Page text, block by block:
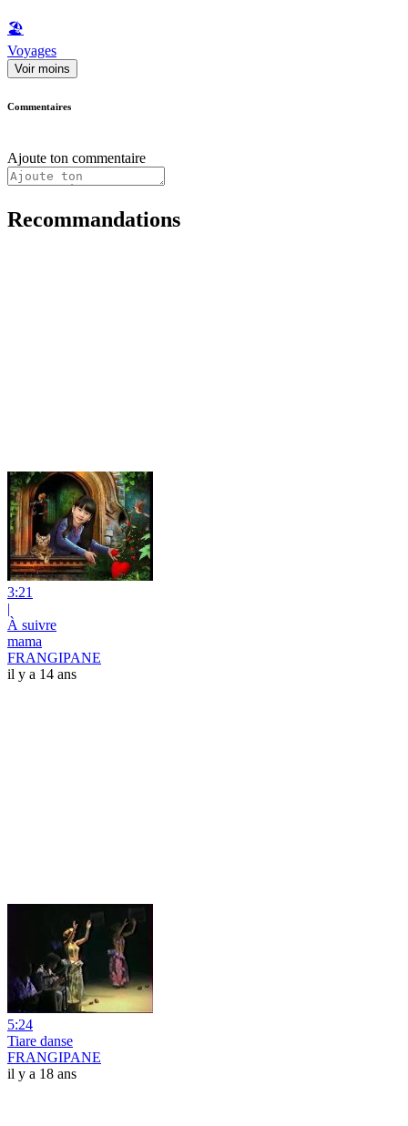
🏖
Voyages
Voir moins
Commentaires
Ajoute ton commentaire
Recommandations
3:21
|
À suivre
mama
FRANGIPANE
il y a 14 ans
5:24
Tiare danse
FRANGIPANE
il y a 18 ans